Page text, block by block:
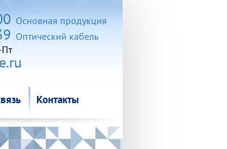
Основная продукция
Оптический кабель
Контакты